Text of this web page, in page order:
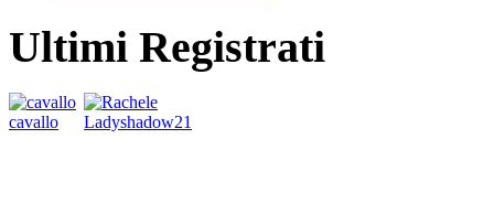
Ultimi Registrati
cavallo Ladyshadow21